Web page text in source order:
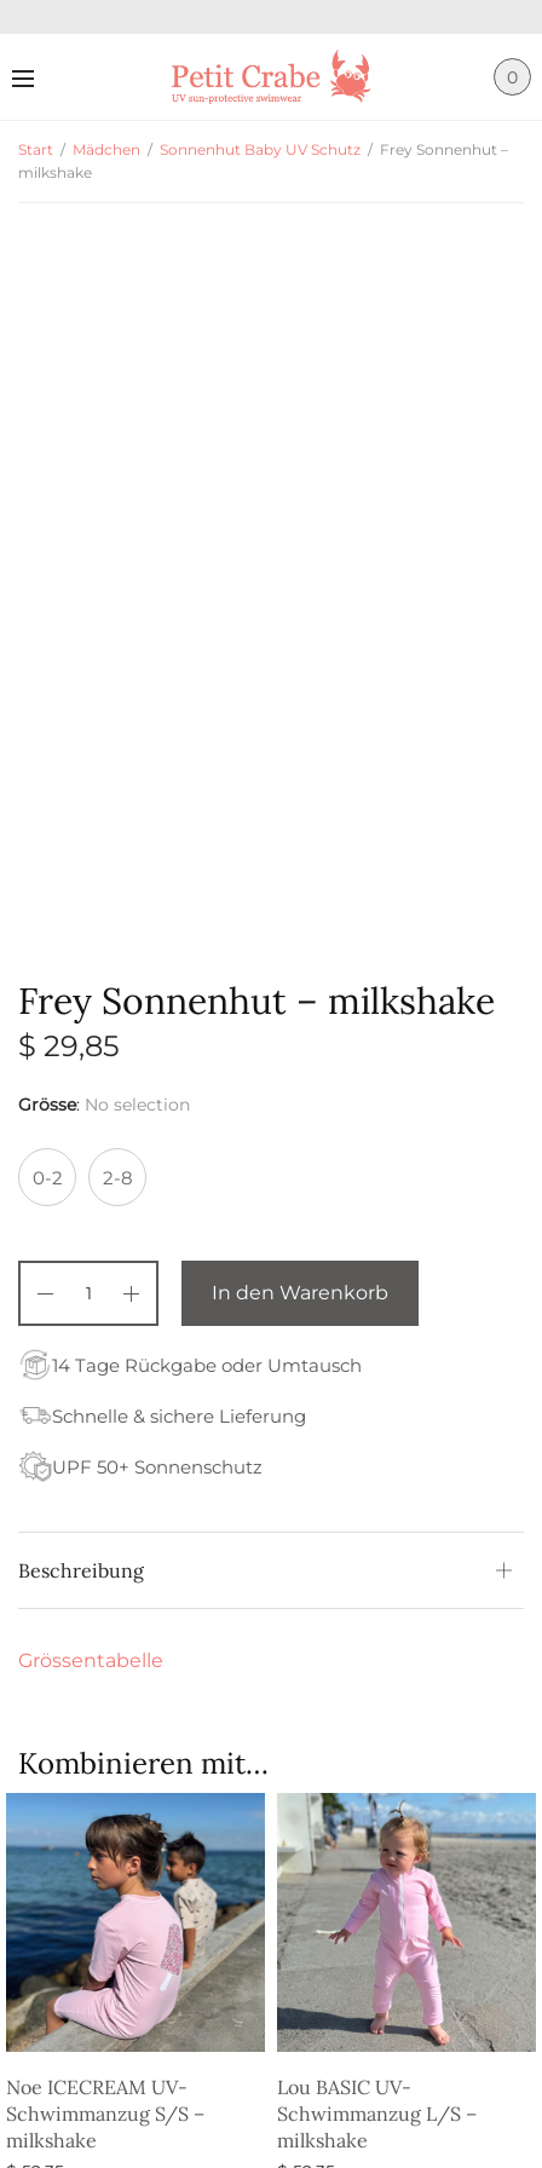
0
Start / Mädchen / Sonnenhut Baby UV Schutz / Frey Sonnenhut –
milkshake
Frey Sonnenhut – milkshake
$ 29,85
Grösse: No selection
0-2 2-8
In den Warenkorb
14 Tage Rückgabe oder Umtausch
Schnelle & sichere Lieferung
UPF 50+ Sonnenschutz
Beschreibung
Grössentabelle
Kombinieren mit…
Noe ICECREAM UV-
Schwimmanzug S/S –
milkshake
Lou BASIC UV-
Schwimmanzug L/S –
milkshake